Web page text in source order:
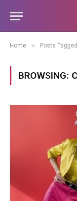
Home » Posts
BROWSING: